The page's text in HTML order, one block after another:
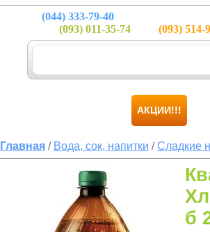
(044) 333-79-40
(093) 011-35-74 (093) 514-
АКЦИИ!!!
Главная / Вода, сок, напитки /Сладкие
б